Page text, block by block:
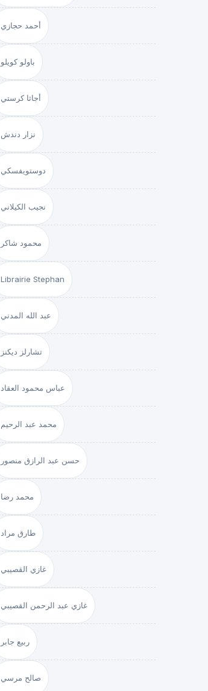
أحمد حجازي
باولو كويلو
أجاثا كرستي
نزار دندش
دوستويفسكي
نجيب الكيلاني
محمود شاكر
Librairie Stephan
عبد الله المدني
تشارلز ديكنز
عباس محمود العقاد
محمد عبد الرحيم
حسن عبد الرازق منصور
محمد رضا
طارق مراد
غازي القصيبي
غازي عبد الرحمن القصيبي
ربيع جابر
صالح مرسي